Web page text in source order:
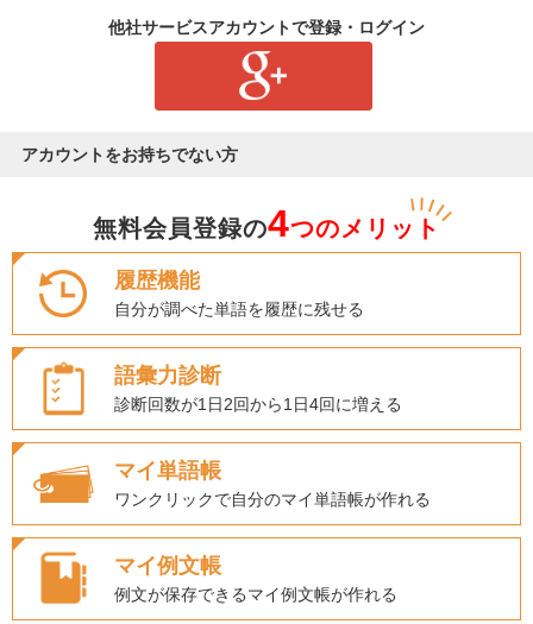
他社サービスアカウントで登録・ログイン
アカウントをお持ちでない方
無料会員登録の4つのメリット
履歴機能
自分が調べた単語を履歴に残せる
語彙力診断
診断回数が1日2回から1日4回に増える
マイ単語帳
ワンクリックで自分のマイ単語帳が作れる
マイ例文帳
例文が保存できるマイ例文帳が作れる